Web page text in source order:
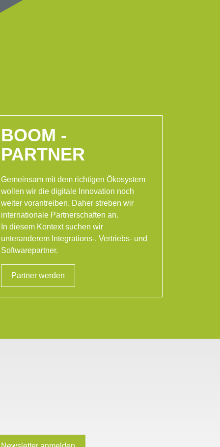
BOOM -
PARTNER
Gemeinsam mit dem richtigen Ökosystem
wollen wir die digitale Innovation noch
weiter vorantreiben. Daher streben wir
internationale Partnerschaften an.
In diesem Kontext suchen wir
unteranderem Integrations-, Vertriebs- und
Softwarepartner.
Partner werden